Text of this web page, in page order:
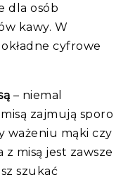
dla osób
kawy. W
cyfrowe
– niemal
zajmują sporo
ważeniu mąki czy
misą jest zawsze
szukać